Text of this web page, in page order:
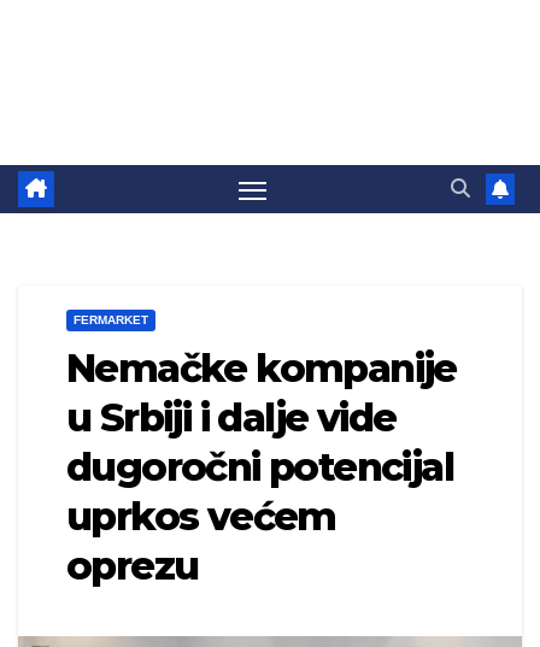
FERMARKET
Nemačke kompanije
u Srbiji i dalje vide
dugoročni potencijal
uprkos većem
oprezu